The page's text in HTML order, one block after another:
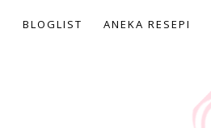
BLOGLIST ANEKA RESEPI